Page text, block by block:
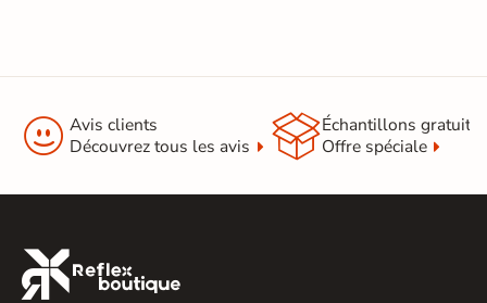
 Avis clients
Découvrez tous les avis
Échantillons gratuit
Offre spéciale
